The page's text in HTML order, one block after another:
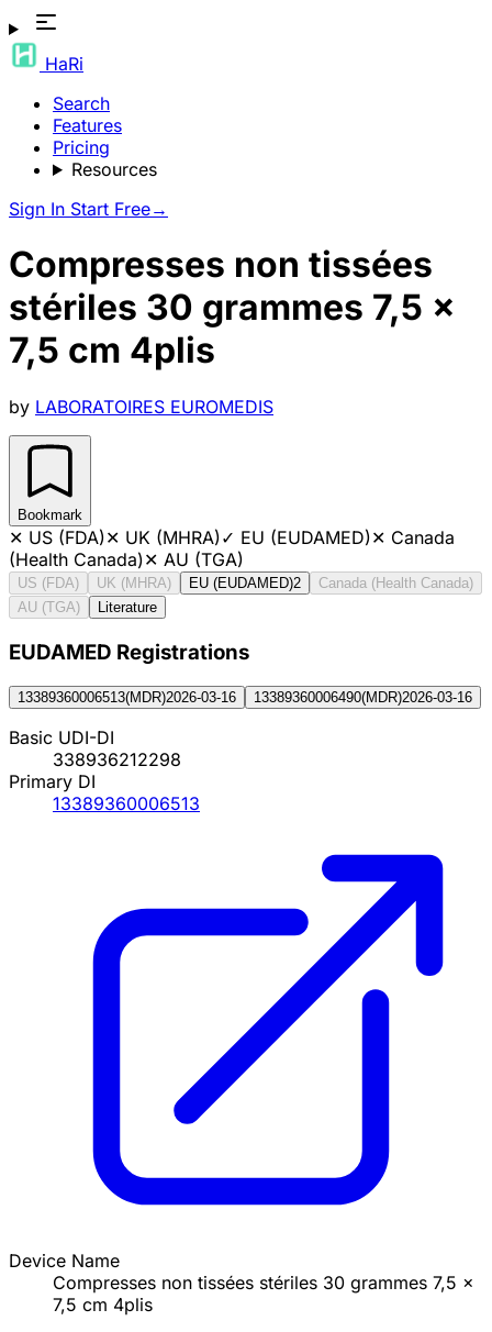
HaRi
Search
Features
Pricing
Resources
Sign In Start Free→
Compresses non tissées
stériles 30 grammes 7,5 x
7,5 cm 4plis
by LABORATOIRES EUROMEDIS
Bookmark
✕ US (FDA)✕ UK (MHRA)✓ EU (EUDAMED)✕ Canada
(Health Canada)✕ AU (TGA)
US (FDA) UK (MHRA) EU (EUDAMED)2
Canada (Health Canada)
AU (TGA)
Literature
EUDAMED Registrations
13389360006513(MDR)2026-03-16 13389360006490(MDR)2026-03-16
Basic UDI-DI
338936212298
Primary DI
13389360006513
Device Name
Compresses non tissées stériles 30 grammes 7,5 x
7,5 cm 4plis